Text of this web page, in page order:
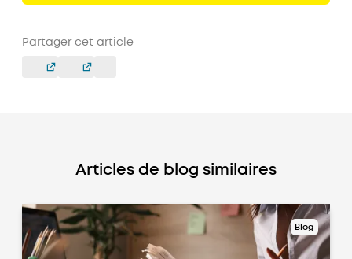
Partager cet article
Articles de blog similaires
Blog